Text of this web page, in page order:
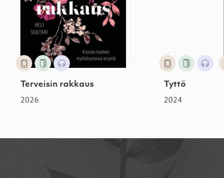
Terveisin rakkaus
2026
Tyttö
2024